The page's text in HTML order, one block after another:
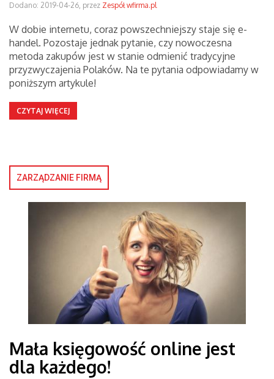
Dodano: 2019-04-26, przez Zespół wfirma.pl
W dobie internetu, coraz powszechniejszy staje się e-
handel. Pozostaje jednak pytanie, czy nowoczesna
metoda zakupów jest w stanie odmienić tradycyjne
przyzwyczajenia Polaków. Na te pytania odpowiadamy w
poniższym artykule!
CZYTAJ WIĘCEJ
ZARZĄDZANIE FIRMĄ
Mała księgowość online jest
dla każdego!